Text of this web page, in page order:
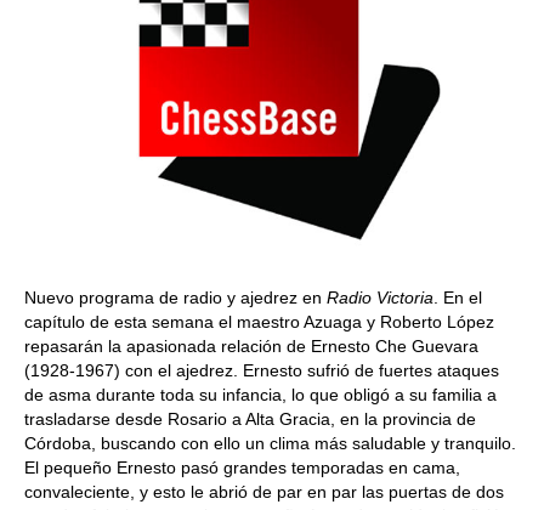
Nuevo programa de radio y ajedrez en Radio Victoria . En el
capítulo de esta semana el maestro Azuaga y Roberto López
repasarán la apasionada relación de Ernesto Che Guevara
(1928-1967) con el ajedrez. Ernesto sufrió de fuertes ataques
de asma durante toda su infancia, lo que obligó a su familia a
trasladarse desde Rosario a Alta Gracia, en la provincia de
Córdoba, buscando con ello un clima más saludable y tranquilo.
El pequeño Ernesto pasó grandes temporadas en cama,
convaleciente, y esto le abrió de par en par las puertas de dos